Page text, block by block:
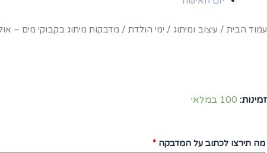
עמוד הבית / עיצוב ומיתוג / ימי הולדת / מדבקות מיתוג בקבוקי מים –
זמינות: 100 במלאי
מה תירצו לכתוב על המדבקה *